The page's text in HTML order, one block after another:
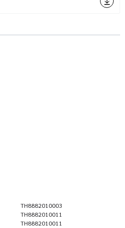
TH8882010003
TH8882010011
TH8882010011